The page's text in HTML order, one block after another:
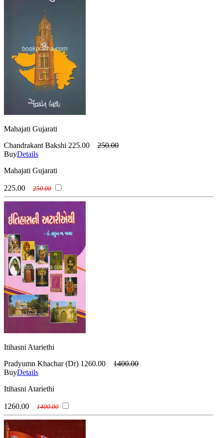
Mahajati Gujarati
Chandrakant Bakshi 225.00
250.00
BuyDetails
Mahajati Gujarati
225.00 250.00
Itihasni Atariethi
Pradyumn Khachar (Dr) 1260.00
1400.00
BuyDetails
Itihasni Atariethi
1260.00 1400.00